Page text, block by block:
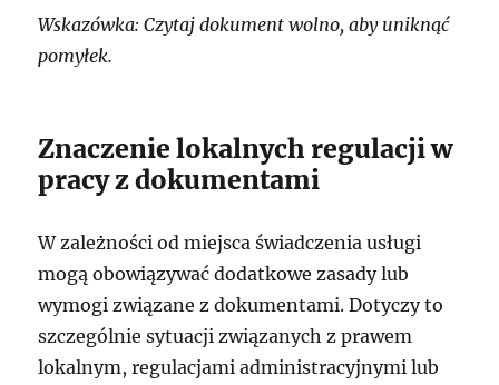
Wskazówka: Czytaj dokument wolno, aby uniknąć
pomyłek.
Znaczenie lokalnych regulacji w
pracy z dokumentami
W zależności od miejsca świadczenia usługi
mogą obowiązywać dodatkowe zasady lub
wymogi związane z dokumentami. Dotyczy to
szczególnie sytuacji związanych z prawem
lokalnym, regulacjami administracyjnymi lub